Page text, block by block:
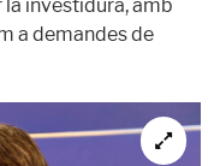
investidura, amb
a demandes de